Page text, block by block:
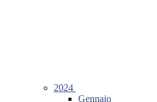
2024
Gennaio